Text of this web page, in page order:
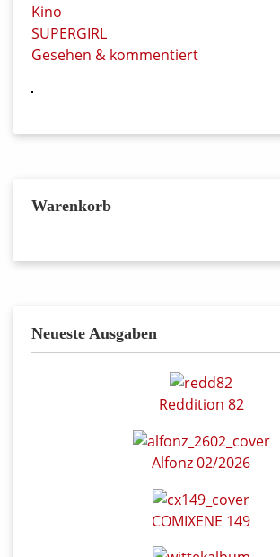
Kino
SUPERGIRL
Gesehen & kommentiert
Warenkorb
Neueste Ausgaben
Reddition 82
Alfonz 02/2026
COMIXENE 149